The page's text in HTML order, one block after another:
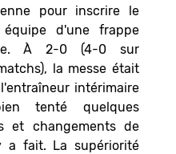
pour inscrire le
d'une frappe
À 2-0 (4-0 sur
la messe était
intérimaire
tenté quelques
et changements de
a fait. La supériorité